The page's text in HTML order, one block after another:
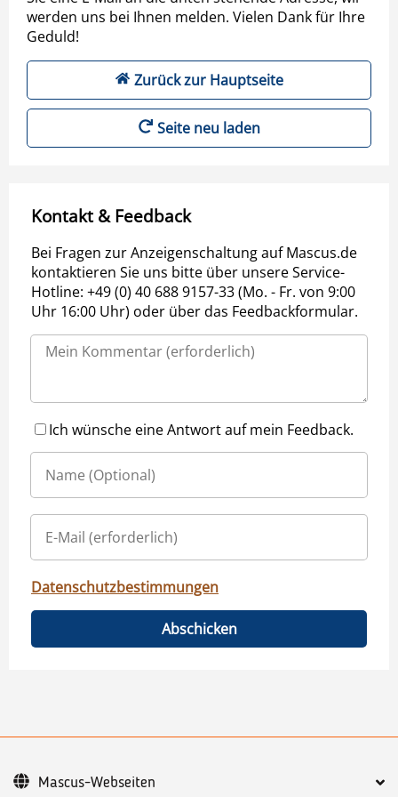
werden uns bei Ihnen melden. Vielen Dank für Ihre
Geduld!
Zurück zur Hauptseite
Seite neu laden
Kontakt & Feedback
Bei Fragen zur Anzeigenschaltung auf Mascus.de
kontaktieren Sie uns bitte über unsere Service-
Hotline: +49 (0) 40 688 9157-33 (Mo. - Fr. von 9:00
Uhr 16:00 Uhr) oder über das Feedbackformular.
Ich wünsche eine Antwort auf mein Feedback.
Datenschutzbestimmungen
Abschicken
Mascus-Webseiten